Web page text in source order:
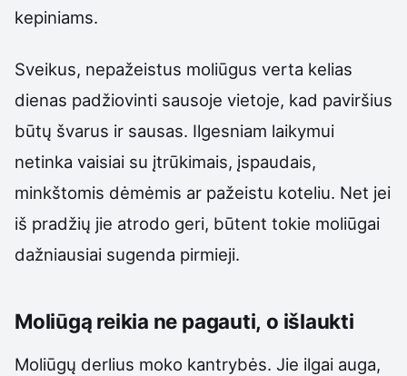
kepiniams.
Sveikus, nepažeistus moliūgus verta kelias
dienas padžiovinti sausoje vietoje, kad paviršius
būtų švarus ir sausas. Ilgesniam laikymui
netinka vaisiai su įtrūkimais, įspaudais,
minkštomis dėmėmis ar pažeistu koteliu. Net jei
iš pradžių jie atrodo geri, būtent tokie moliūgai
dažniausiai sugenda pirmieji.
Moliūgą reikia ne pagauti, o išlaukti
Moliūgų derlius moko kantrybės. Jie ilgai auga,